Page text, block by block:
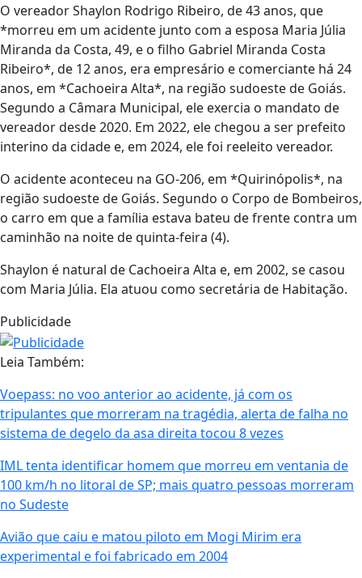
O vereador Shaylon Rodrigo Ribeiro, de 43 anos, que
*morreu em um acidente junto com a esposa Maria Júlia
Miranda da Costa, 49, e o filho Gabriel Miranda Costa
Ribeiro*, de 12 anos, era empresário e comerciante há 24
anos, em *Cachoeira Alta*, na região sudoeste de Goiás.
Segundo a Câmara Municipal, ele exercia o mandato de
vereador desde 2020. Em 2022, ele chegou a ser prefeito
interino da cidade e, em 2024, ele foi reeleito vereador.
O acidente aconteceu na GO-206, em *Quirinópolis*, na
região sudoeste de Goiás. Segundo o Corpo de Bombeiros,
o carro em que a família estava bateu de frente contra um
caminhão na noite de quinta-feira (4).
Shaylon é natural de Cachoeira Alta e, em 2002, se casou
com Maria Júlia. Ela atuou como secretária de Habitação.
Publicidade
Leia Também:
Voepass: no voo anterior ao acidente, já com os
tripulantes que morreram na tragédia, alerta de falha no
sistema de degelo da asa direita tocou 8 vezes
IML tenta identificar homem que morreu em ventania de
100 km/h no litoral de SP; mais quatro pessoas morreram
no Sudeste
Avião que caiu e matou piloto em Mogi Mirim era
experimental e foi fabricado em 2004